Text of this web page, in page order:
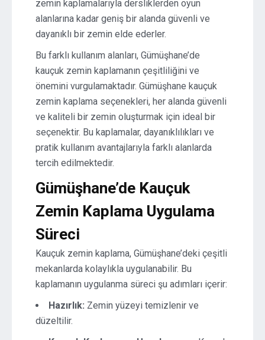
zemin kaplamalarıyla dersliklerden oyun
alanlarına kadar geniş bir alanda güvenli ve
dayanıklı bir zemin elde ederler.
Bu farklı kullanım alanları, Gümüşhane’de
kauçuk zemin kaplamanın çeşitliliğini ve
önemini vurgulamaktadır. Gümüşhane kauçuk
zemin kaplama seçenekleri, her alanda güvenli
ve kaliteli bir zemin oluşturmak için ideal bir
seçenektir. Bu kaplamalar, dayanıklılıkları ve
pratik kullanım avantajlarıyla farklı alanlarda
tercih edilmektedir.
Gümüşhane’de Kauçuk
Zemin Kaplama Uygulama
Süreci
Kauçuk zemin kaplama, Gümüşhane’deki çeşitli
mekanlarda kolaylıkla uygulanabilir. Bu
kaplamanın uygulanma süreci şu adımları içerir:
Hazırlık: Zemin yüzeyi temizlenir ve
düzeltilir.